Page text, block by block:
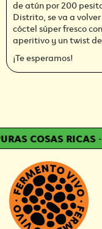
de atún por 200
Distrito, se va a
cóctel súper fresco
aperitivo y un twist
¡Te esperamos!
COSAS RICAS ·